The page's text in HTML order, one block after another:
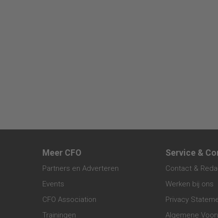
Meer CFO
Partners en Adverteren
Events
CFO Association
Trainingen
Service &
Contact &
Werken bij ons
Privacy
Algemene